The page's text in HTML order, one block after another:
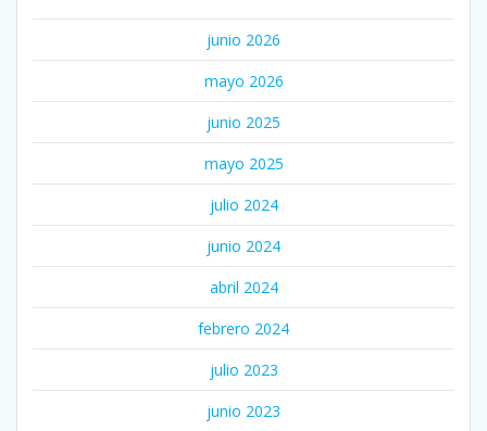
junio 2026
mayo 2026
junio 2025
mayo 2025
julio 2024
junio 2024
abril 2024
febrero 2024
julio 2023
junio 2023